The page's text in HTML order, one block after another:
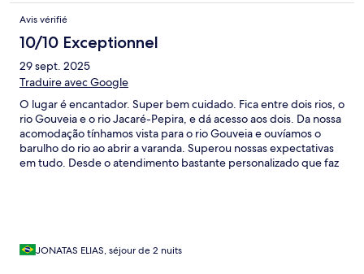
tranquilo, e o hotel me atendeu em tudo. Cada apartamento
estava muito limpo, e bem isolado um do outro.
Avis vérifié
10/10 Exceptionnel
29 sept. 2025
Traduire avec Google
O lugar é encantador. Super bem cuidado. Fica entre dois rios, o
rio Gouveia e o rio Jacaré-Pepira, e dá acesso aos dois. Da nossa
acomodação tínhamos vista para o rio Gouveia e ouvíamos o
barulho do rio ao abrir a varanda. Superou nossas expectativas
em tudo. Desde o atendimento bastante personalizado que faz
recentemente e tornou nossa estadia ainda melhor.
JONATAS ELIAS, séjour de 2 nuits